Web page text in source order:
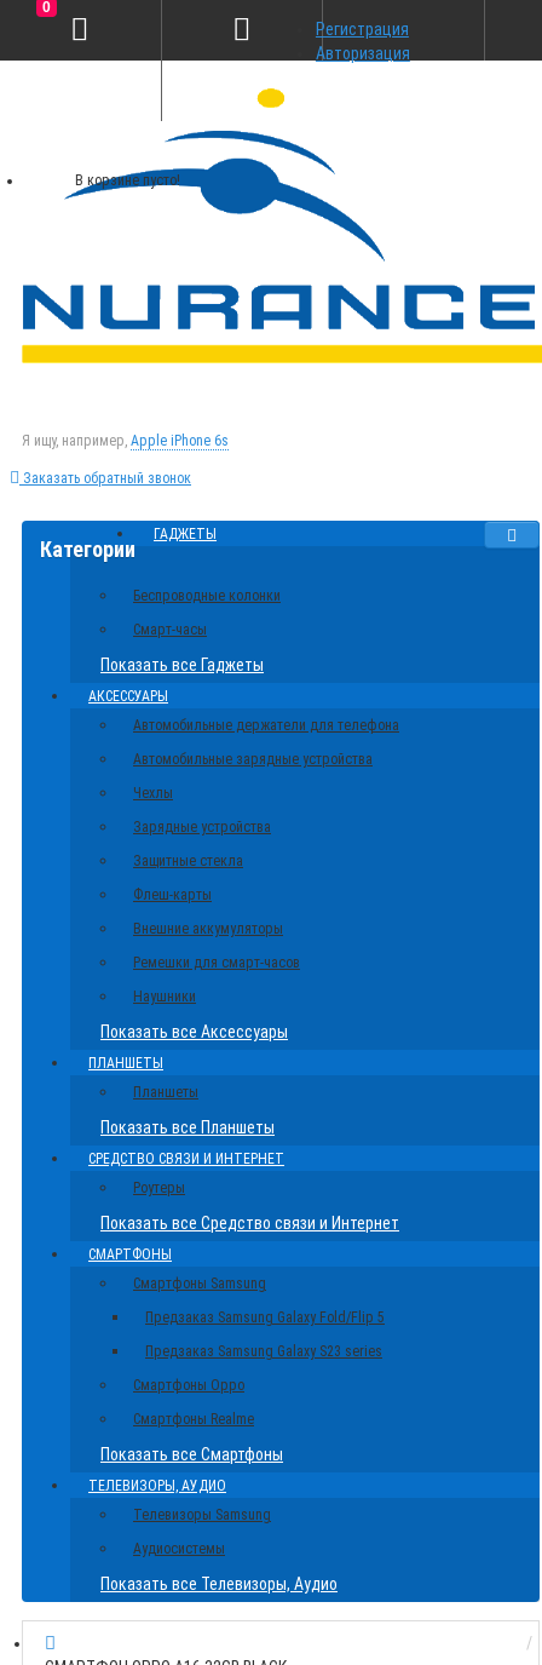
Я ищу, например, Apple iPhone 6s
Заказать обратный звонок
Регистрация
Авторизация
0
В корзине пусто!
Категории
ГАДЖЕТЫ
Беспроводные колонки
Смарт-часы
Показать все Гаджеты
АКСЕССУАРЫ
Автомобильные держатели для телефона
Автомобильные зарядные устройства
Чехлы
Зарядные устройства
Защитные стекла
Флеш-карты
Внешние аккумуляторы
Ремешки для смарт-часов
Наушники
Показать все Аксессуары
ПЛАНШЕТЫ
Планшеты
Показать все Планшеты
СРЕДСТВО СВЯЗИ И ИНТЕРНЕТ
Роутеры
Показать все Средство связи и Интернет
СМАРТФОНЫ
Смартфоны Samsung
Предзаказ Samsung Galaxy Fold/Flip 5
Предзаказ Samsung Galaxy S23 series
Смартфоны Oppo
Смартфоны Realme
Показать все Смартфоны
ТЕЛЕВИЗОРЫ, АУДИО
Телевизоры Samsung
Аудиосистемы
Показать все Телевизоры, Аудио